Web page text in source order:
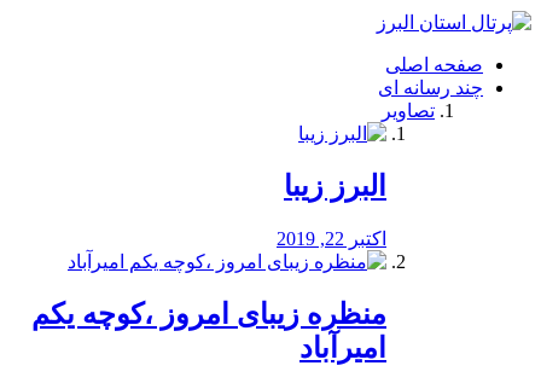
فصد
شرق
تهران
خشکشویی
صفحه اصلی
چند رسانه ای
تصاویر
البرز زیبا
اکتبر 22, 2019
منظره‌‌ زیبای امروز ،کوچه یکم
امیرآباد